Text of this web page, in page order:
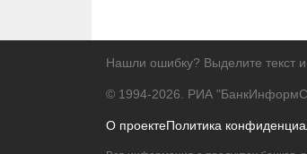
Нашли ошибку? Выделите текст
© 1994-2026. РИА
О проектеПолитика